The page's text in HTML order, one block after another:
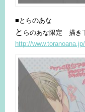
■とらのあな
と らのあな限定 描き
http://